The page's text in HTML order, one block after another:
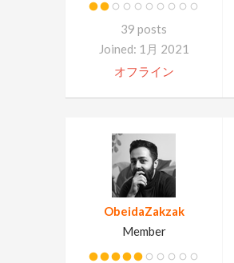
39 posts
Joined: 1月 2021
オフライン
ObeidaZakzak
Member